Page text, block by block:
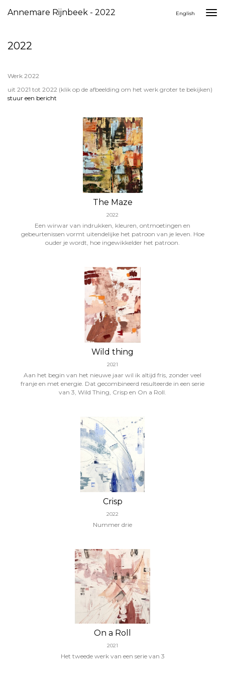
Annemare Rijnbeek - 2022 English
2022
Werk 2022
uit 2021 tot 2022 (klik op de afbeelding om het werk groter te bekijken)
stuur een bericht
The Maze
2022
Een wirwar van indrukken, kleuren, ontmoetingen en
gebeurtenissen vormt uitendelijke het patroon van je leven. Hoe
ouder je wordt, hoe ingewikkelder het patroon.
Wild thing
2021
Aan het begin van het nieuwe jaar wil ik altijd fris, zonder veel
franje en met energie. Dat gecombineerd resulteerde in een serie
van 3, Wild Thing, Crisp en On a Roll.
Crisp
2022
Nummer drie
On a Roll
2021
Het tweede werk van een serie van 3